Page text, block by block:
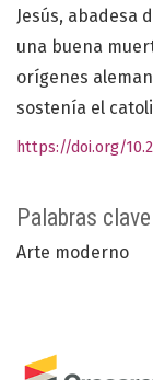
Palabras clave
Arte moderno
Jesús, abadesa
una buena
orígenes
sostenía el
https://doi.org/